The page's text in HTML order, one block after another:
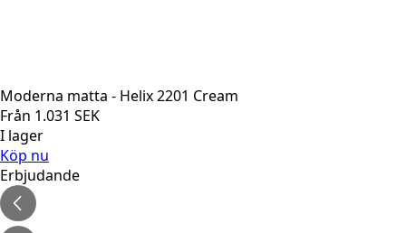
Moderna matta - Helix 2201 Cream
Från 1.031 SEK
I lager
Köp nu
Erbjudande